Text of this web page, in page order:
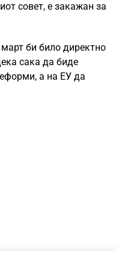
совет, е закажан за
би било директно
сака да биде
а на ЕУ да